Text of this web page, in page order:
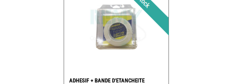
ADHESIF + BANDE D'ETANCHEITE